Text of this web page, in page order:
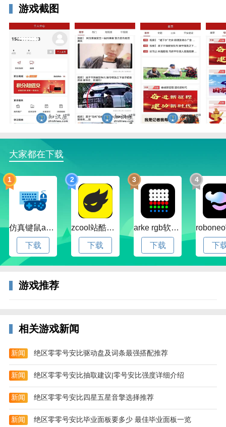
速闻安卓版简介
速闻是内蒙古晨报全媒体新闻中心打造的新闻资讯
app，立足内蒙古，聚焦最新闻。
速闻ISeedNews内容涵盖内蒙古热点资讯、内蒙古盟市
新闻、内蒙古社会新闻、内蒙古财经热点、内蒙古法制
可随时随地分享到微博、微信、朋友圈、qq空间等社交
平台。
软件功能
【互动直播】
有趣有料，有颜有才，实时直播边看边评，拒绝作秀直
播真相。
【原创栏目】
摆脱平庸，专注角度，时事槽点提神醒脑，搞笑段子欲
罢不能。
段子即正义，吐槽请随意，犀利评论奇葩盖楼，各路大
软件优势
【知识增量】
要严肃有知识，要八卦有内幕，足不出户，知周天下。
【聚合服务】
游戏截图
大家都在下载
1
仿真键鼠app官方版下载v1.4.3.58 安卓最新版
下载
2
zcool站酷官方版下载v5.15.0 安卓最新版本
下载
3
arke rgb软件下载v20.0 安卓版
下载
4
下
游戏推荐
相关游戏新闻
新闻 绝区零零号安比驱动盘及词条最强搭配推荐
新闻 绝区零零号安比抽取建议|零号安比强度详细介绍
新闻 绝区零零号安比四星五星音擎选择推荐
新闻 绝区零零号安比毕业面板要多少 最佳毕业面板一览